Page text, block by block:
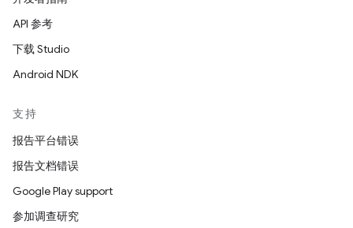
API 参考
下载 Studio
Android NDK
支持
报告平台错误
报告文档错误
Google Play support
参加调查研究